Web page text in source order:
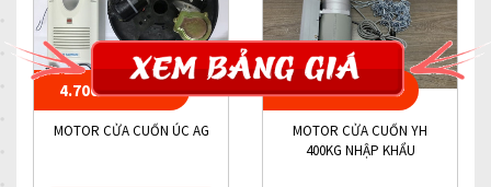
4.700.000 VND
MOTOR CỬA CUỐN ÚC AG
7.000.000 VND
MOTOR CỬA CUỐN YH
400KG NHẬP KHẨU